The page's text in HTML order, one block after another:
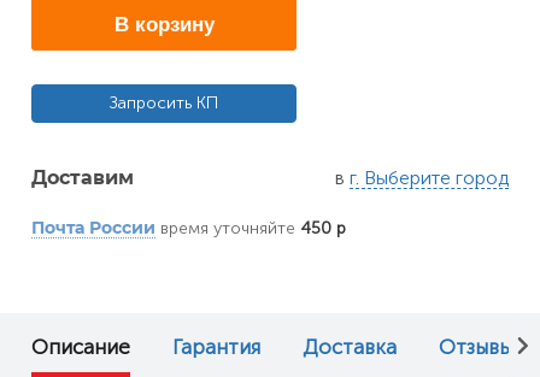
В корзину
Запросить КП
Доставим в г. Выберите город
Почта России время уточняйте 450 р
Описание Гарантия Доставка Отзывы (0)